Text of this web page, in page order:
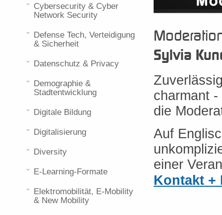
Sylvia
charmant
die
Auf
einer
Kontakt +
Cybersecurity & Cyber
Network Security
Defense Tech, Verteidigung
& Sicherheit
Datenschutz & Privacy
Demographie &
Stadtentwicklung
Digitale Bildung
Digitalisierung
Diversity
E-Learning-Formate
Elektromobilität, E-Mobility
& New Mobility